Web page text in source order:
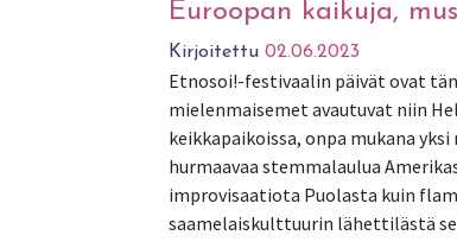
Euroopan kaikuja,
Kirjoitettu 02.06.2023
Etnosoi!-festivaalin päivät ovat
mielenmaisemet avautuvat niin
keikkapaikoissa, onpa mukana
hurmaavaa stemmalaulua
improvisaatiota Puolasta kuin
saamelaiskulttuurin lähettilästä